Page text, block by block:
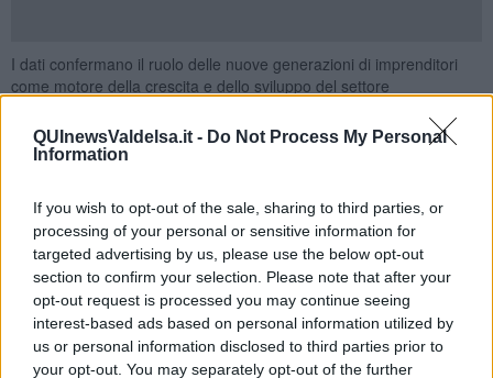
QUInewsValdelsa.it - Do Not Process My Personal
Information
If you wish to opt-out of the sale, sharing to third parties, or
processing of your personal or sensitive information for
targeted advertising by us, please use the below opt-out
section to confirm your selection. Please note that after your
opt-out request is processed you may continue seeing
interest-based ads based on personal information utilized by
us or personal information disclosed to third parties prior to
your opt-out. You may separately opt-out of the further
I dati confermano il ruolo delle nuove generazioni di imprenditori
come motore della crescita e dello sviluppo del settore
struttura agrituristica su due (47,2%) contribuisce in maniera
rilevante ai primati della Dop Economy del cibo e del vino. Tra le
animali (insaccati, ecc.), la produzione delle energie rinnovabili, la
didattica e l’agricoltura sociale.
Sono quattro le categorie in gara nell'edizione di quest’anno
dell'Oscar Green, che ruota attorno al temaGiovani Oggi
Campagna Amica, Impresa Digitale e Sostenibile, Coltiviamo
+Impresa
. A queste si aggiungono due premi speciali
nazionali: Agri-influencer
Scuole di oggi, agricoltori del